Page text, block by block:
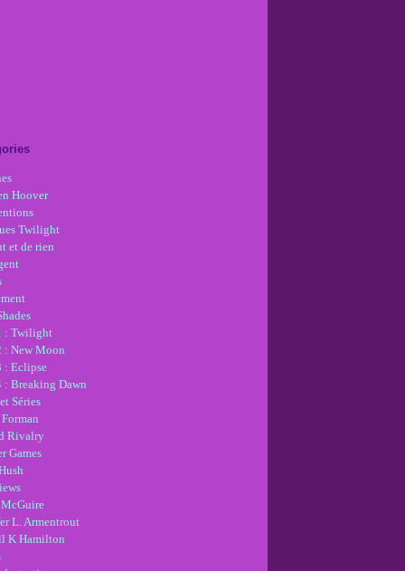
Hoover
Twilight
et de rien
: Twilight
: New Moon
: Eclipse
: Breaking Dawn
Séries
Rivalry
Games
McGuire
L. Armentrout
K Hamilton